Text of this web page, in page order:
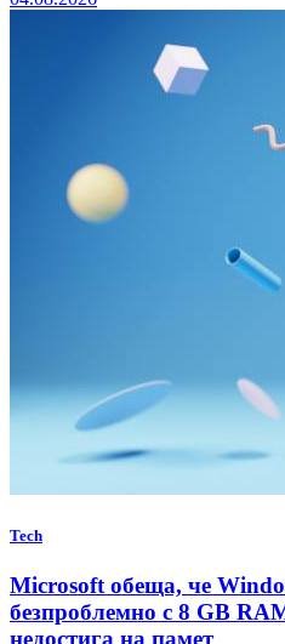
Tech
Microsoft обеща, че
безпроблемно с 8 GB